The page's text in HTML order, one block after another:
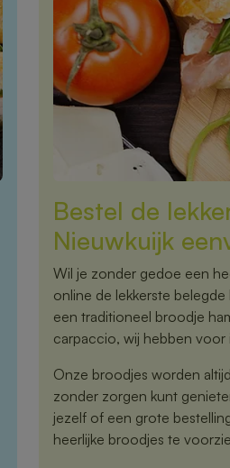
Bestel de
Nieuwkuijk
Wil je zonder gedoe een
online de lekkerste
een traditioneel broodje
carpaccio, wij hebben voor
Onze broodjes worden
zonder zorgen kunt
jezelf of een grote
heerlijke broodjes te